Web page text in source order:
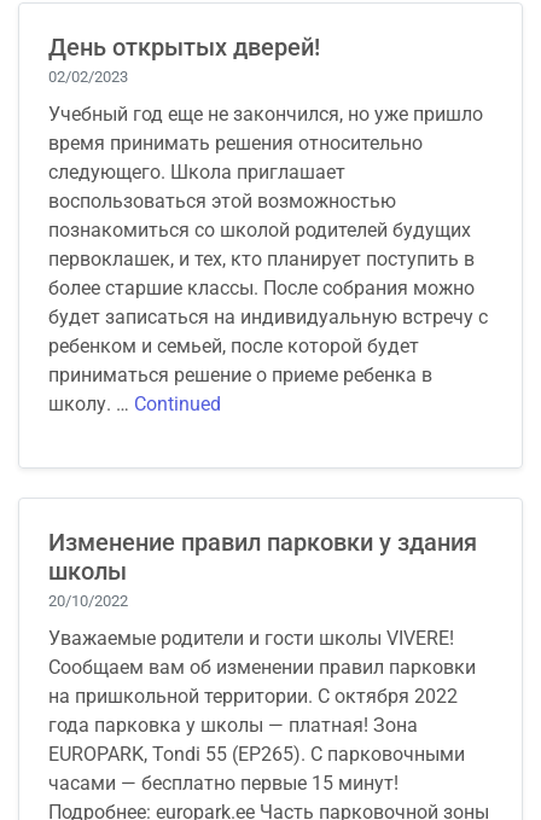
День открытых дверей!
02/02/2023
Учебный год еще не закончился, но уже пришло
время принимать решения относительно
следующего. Школа приглашает
воспользоваться этой возможностью
познакомиться со школой родителей будущих
первоклашек, и тех, кто планирует поступить в
более старшие классы. После собрания можно
будет записаться на индивидуальную встречу с
ребенком и семьей, после которой будет
приниматься решение о приеме ребенка в
школу. … Continued
Изменение правил парковки у здания
школы
20/10/2022
Уважаемые родители и гости школы VIVERE!
Сообщаем вам об изменении правил парковки
на пришкольной территории. С октября 2022
года парковка у школы — платная! Зона
EUROPARK, Tondi 55 (EP265). С парковочными
часами — бесплатно первые 15 минут!
Подробнее: europark.ee Часть парковочной зоны